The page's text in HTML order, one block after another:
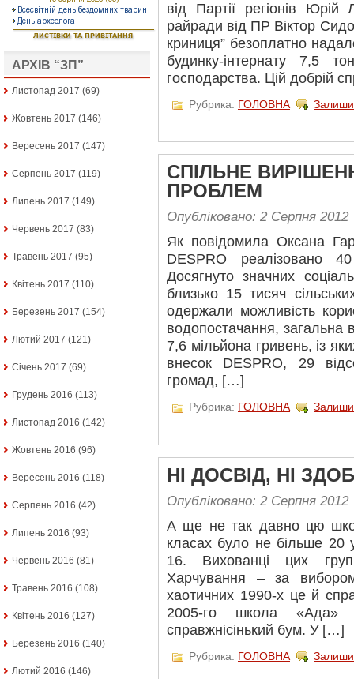
АРХІВ “ЗП”
Листопад 2017 (69)
Жовтень 2017 (146)
Вересень 2017 (147)
Серпень 2017 (119)
Липень 2017 (149)
Червень 2017 (83)
Травень 2017 (95)
Квітень 2017 (110)
Березень 2017 (154)
Лютий 2017 (121)
Січень 2017 (69)
Грудень 2016 (113)
Листопад 2016 (142)
Жовтень 2016 (96)
Вересень 2016 (118)
Серпень 2016 (42)
Липень 2016 (93)
Червень 2016 (81)
Травень 2016 (108)
Квітень 2016 (127)
Березень 2016 (140)
Лютий 2016 (146)
від Партії регіонів
райради від ПР Віктор
криниця” безоплатно
будинку-інтернату 7,5
господарства. Цій добрій
Рубрика: ГОЛОВНА
СПІЛЬНЕ
ПРОБЛЕМ
Опубліковано: 2 Серпня 2012
Як повідомила Оксана
DESPRO реалізовано
Досягнуто значних
близько 15 тисяч
одержали можливість
водопостачання, загальна
7,6 мільйона гривень, із
внесок DESPRO, 29
громад, […]
Рубрика: ГОЛОВНА
НІ ДОСВІД, НІ
Опубліковано: 2 Серпня 2012
А ще не так давно цю
класах було не більше 20
16. Вихованці цих
Харчування – за вибором
хаотичних 1990-х це й
2005-го школа «Ада»
справжнісінький бум. У […]
Рубрика: ГОЛОВНА